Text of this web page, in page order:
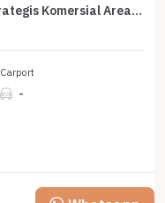
Gedung Kantor 3,5 Lantai Lokasi Strategis Komersial Area Bintaro
Carport
-